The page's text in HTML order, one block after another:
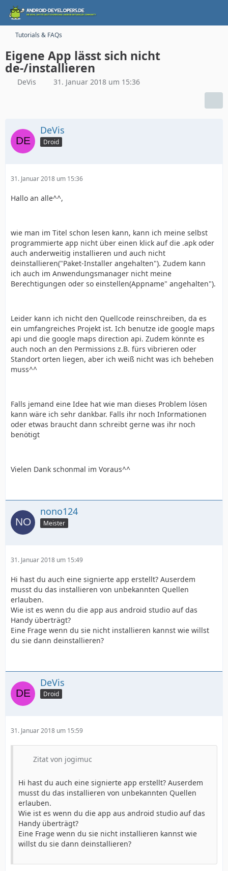
Tutorials & FAQs
Eigene App lässt sich nicht
de-/installieren
DeVis 31. Januar 2018 um 15:36
DeVis
Droid
31. Januar 2018 um 15:36
Hallo an alle^^,
wie man im Titel schon lesen kann, kann ich meine selbst
programmierte app nicht über einen klick auf die .apk oder
auch anderweitig installieren und auch nicht
deinstallieren("Paket-Installer angehalten"). Zudem kann
ich auch im Anwendungsmanager nicht meine
Berechtigungen oder so einstellen(Appname" angehalten").
Leider kann ich nicht den Quellcode reinschreiben, da es
ein umfangreiches Projekt ist. Ich benutze ide google maps
api und die google maps direction api. Zudem könnte es
auch noch an den Permissions z.B. fürs vibrieren oder
Standort orten liegen, aber ich weiß nicht was ich beheben
muss^^
Falls jemand eine Idee hat wie man dieses Problem lösen
kann wäre ich sehr dankbar. Falls ihr noch Informationen
oder etwas braucht dann schreibt gerne was ihr noch
benötigt
Vielen Dank schonmal im Voraus^^
nono124
Meister
31. Januar 2018 um 15:49
Hi hast du auch eine signierte app erstellt? Auserdem
musst du das installieren von unbekannten Quellen
erlauben.
Wie ist es wenn du die app aus android studio auf das
Handy überträgt?
Eine Frage wenn du sie nicht installieren kannst wie willst
du sie dann deinstallieren?
DeVis
Droid
31. Januar 2018 um 15:59
Zitat von jogimuc
Hi hast du auch eine signierte app erstellt? Auserdem
musst du das installieren von unbekannten Quellen
erlauben.
Wie ist es wenn du die app aus android studio auf das
Handy überträgt?
Eine Frage wenn du sie nicht installieren kannst wie
willst du sie dann deinstallieren?